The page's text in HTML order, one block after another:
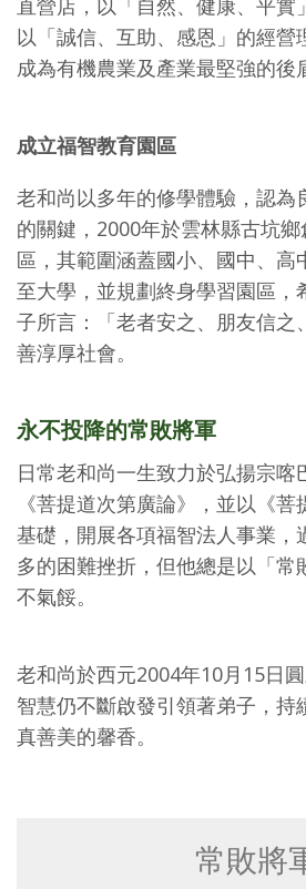
以「誠信、互助、感恩」的經營
成為有機農業及產業最堅強的後
成立福智教育園區
老和尚以多年的修學體驗，認為
的關鍵，2000年於雲林縣古坑
區，其範圍涵蓋國小、國中、高
至大學，並規劃終身學習園區，
子所言：「老者安之、朋友信之
善淳厚社會。
永不投降的常敗將軍
日常老和尚一生致力於弘揚宗喀
《菩提道次第廣論》，並以《
基礎，開展各項福智法人事業，
多的困難挫折，但他總是以「常
不氣餒。
老和尚於西元2004年10月15日
智慧仍不斷啟發引領著弟子，持
真善美的馨香。
常敗將